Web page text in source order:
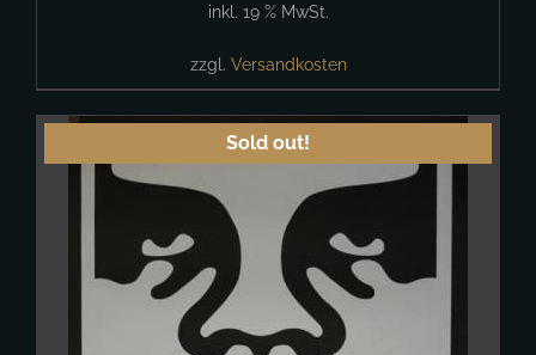
inkl. 19 % MwSt.
zzgl. Versandkosten
Sold out!